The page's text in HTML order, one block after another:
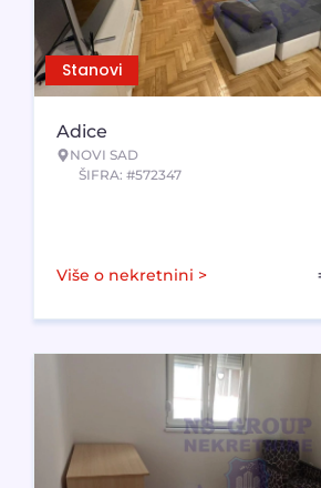
Stanovi
Adice
NOVI SAD
ŠIFRA: #572347
Više o nekretnini >